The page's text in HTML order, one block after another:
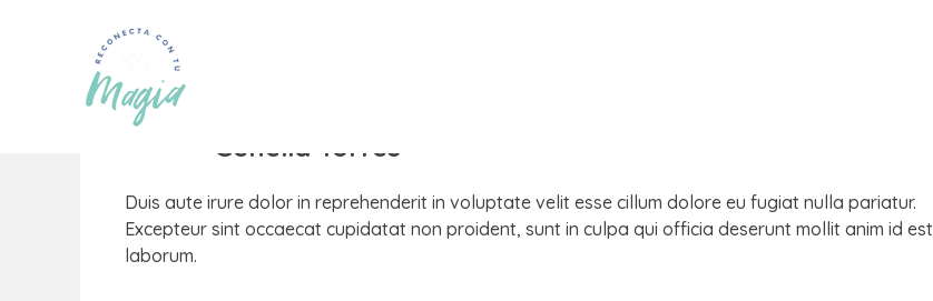
SEP
Genelia Torres
Duis aute irure dolor in reprehenderit in voluptate velit esse cillum dolore eu fugiat nulla pariatur.
Excepteur sint occaecat cupidatat non proident, sunt in culpa qui officia deserunt mollit anim id est
laborum.